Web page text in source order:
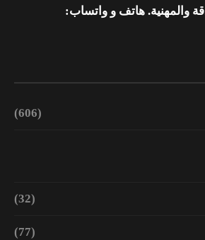
والمهنية. هاتف و واتساب:
(606)
(32)
(77)